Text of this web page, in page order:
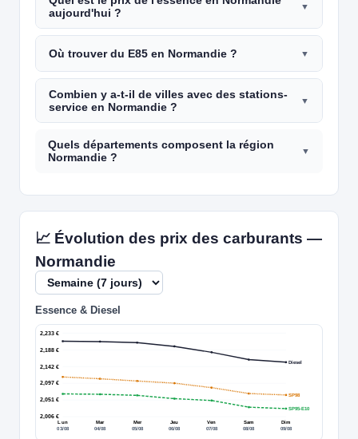
aujourd'hui ?
Où trouver du E85 en Normandie ?
Combien y a-t-il de villes avec des stations-
service en Normandie ?
Quels départements composent la région
Normandie ?
📈 Évolution des prix des carburants —
Normandie
Essence & Diesel
2,006 €
2,051 €
2,097 €
2,142 €
2,188 €
2,233 €
Lun
03/08
Mar
04/08
Mer
05/08
Jeu
06/08
Ven
07/08
Sam
08/08
Dim
09/08
Diesel
SP95-E10
SP98